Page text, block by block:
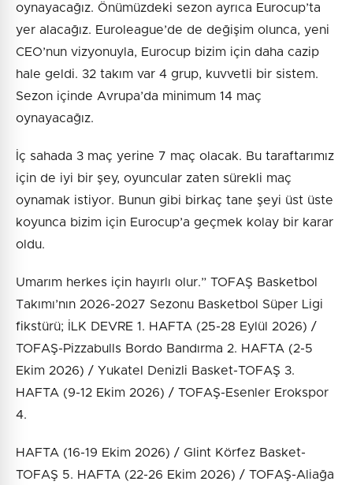
oynayacağız. Önümüzdeki sezon ayrıca Eurocup’ta
yer alacağız. Euroleague’de de değişim olunca, yeni
CEO’nun vizyonuyla, Eurocup bizim için daha cazip
hale geldi. 32 takım var 4 grup, kuvvetli bir sistem.
Sezon içinde Avrupa’da minimum 14 maç
oynayacağız.
İç sahada 3 maç yerine 7 maç olacak. Bu taraftarımız
için de iyi bir şey, oyuncular zaten sürekli maç
oynamak istiyor. Bunun gibi birkaç tane şeyi üst üste
koyunca bizim için Eurocup’a geçmek kolay bir karar
oldu.
Umarım herkes için hayırlı olur.” TOFAŞ Basketbol
Takımı’nın 2026-2027 Sezonu Basketbol Süper Ligi
fikstürü; İLK DEVRE 1. HAFTA (25-28 Eylül 2026) /
TOFAŞ-Pizzabulls Bordo Bandırma 2. HAFTA (2-5
Ekim 2026) / Yukatel Denizli Basket-TOFAŞ 3.
HAFTA (9-12 Ekim 2026) / TOFAŞ-Esenler Erokspor
4.
HAFTA (16-19 Ekim 2026) / Glint Körfez Basket-
TOFAŞ 5. HAFTA (22-26 Ekim 2026) / TOFAŞ-Aliağa